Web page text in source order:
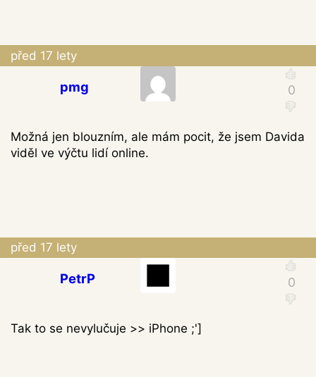
před 17 lety
pmg
Možná jen blouzním, ale mám pocit, že jsem Davida
viděl ve výčtu lidí online.
před 17 lety
PetrP
Tak to se nevylučuje >> iPhone ;']